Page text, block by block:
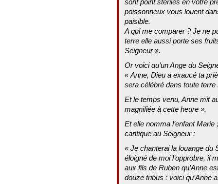
sont point stériles en votre
poissonneux vous louent
paisible.
A qui me comparer ? Je ne
terre elle aussi porte ses
Seigneur ».
Or voici qu’un Ange du
« Anne, Dieu a exaucé ta
sera célébré dans toute terre
Et le temps venu, Anne mit
magnifiée à cette heure ».
Et elle nomma l’enfant
cantique au Seigneur :
« Je chanterai la louange du
éloigné de moi l’opprobre, il
aux fils de Ruben qu’Anne
douze tribus : voici qu’Anne